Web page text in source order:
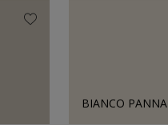
BIANCO PANNA